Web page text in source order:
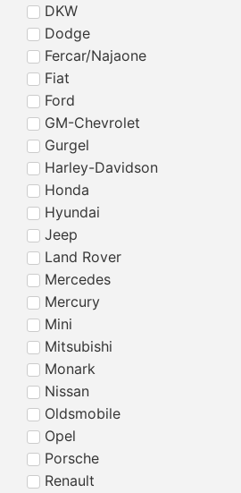
DKW
Dodge
Fercar/Najaone
Fiat
Ford
GM-Chevrolet
Gurgel
Harley-Davidson
Honda
Hyundai
Jeep
Land Rover
Mercedes
Mercury
Mini
Mitsubishi
Monark
Nissan
Oldsmobile
Opel
Porsche
Renault